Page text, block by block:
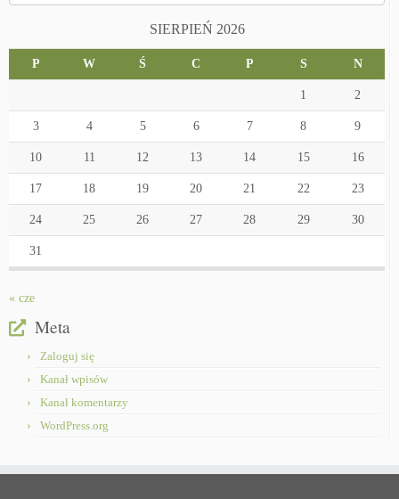
SIERPIEŃ 2026
P W Ś C P S N
1 2
3 4 5 6 7 8 9
10 11 12 13 14 15 16
17 18 19 20 21 22 23
24 25 26 27 28 29 30
31
« cze
Meta
Zaloguj się
Kanał wpisów
Kanał komentarzy
WordPress.org